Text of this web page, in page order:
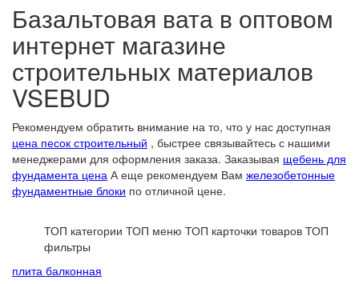
Базальтовая вата в оптовом
интернет магазине
строительных материалов
VSEBUD
Рекомендуем обратить внимание на то, что у нас доступная
цена песок строительный , быстрее связывайтесь с нашими
менеджерами для оформления заказа. Заказывая щебень для
фундамента цена А еще рекомендуем Вам железобетонные
фундаментные блоки по отличной цене.
ТОП категории ТОП меню ТОП карточки товаров ТОП
фильтры
плита балконная